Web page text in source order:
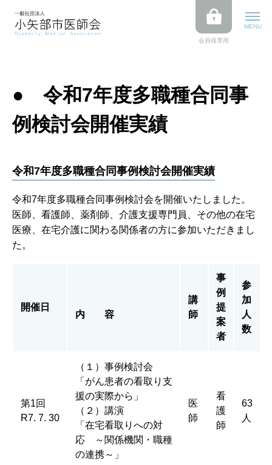
会員様専用
MENU
● 令和7年度多職種合同事
例検討会開催実績
令和7年度多職種合同事例検討会開催実績
令和7年度多職種合同事例検討会を開催いたしました。
医師、看護師、薬剤師、介護支援専門員、その他の在宅
医療、在宅介護に関わる関係者の方に参加いただきまし
た。
開催日
内 容
講
師
事
例
提
案
者
参
加
人
数
第1回
R7. 7. 30
（１）事例検討会
「がん患者の看取り支
援の実際から」
（２）講演
「在宅看取りへの対
応 ～関係機関・職種
の連携～」
医
師
看
護
師
63
人